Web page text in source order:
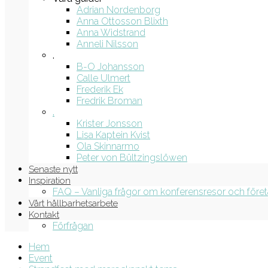
Adrian Nordenborg
Anna Ottosson Blixth
Anna Widstrand
Anneli Nilsson
.
B-O Johansson
Calle Ulmert
Frederik Ek
Fredrik Broman
.
Krister Jonsson
Lisa Kaptein Kvist
Ola Skinnarmo
Peter von Bültzingslöwen
Senaste nytt
Inspiration
FAQ – Vanliga frågor om konferensresor och
Vårt hållbarhetsarbete
Kontakt
Förfrågan
Hem
Event